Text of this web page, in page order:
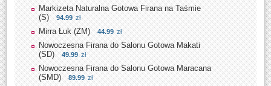
Markizeta Naturalna Gotowa Firana na Taśmie
(S)
94.99 zł
Mirra Łuk (ZM) 44.99 zł
Nowoczesna Firana do Salonu Gotowa Makati
(SD)
49.99 zł
Nowoczesna Firana do Salonu Gotowa Maracana
(SMD)
89.99 zł